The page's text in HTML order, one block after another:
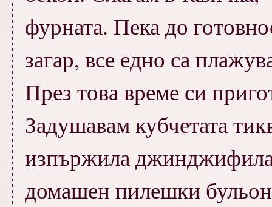
фурната. Пека до
загар, все едно са
През това време си
Задушавам кубчетата
изпържила
домашен пилешки